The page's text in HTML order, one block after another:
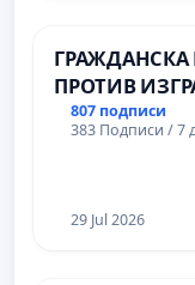
Пазарджик
ПРОТИВ
ВЪЖЕНА
(БУНАРДЖИК)
807 подписи
383 Подписи / 7
29 Jul 2026